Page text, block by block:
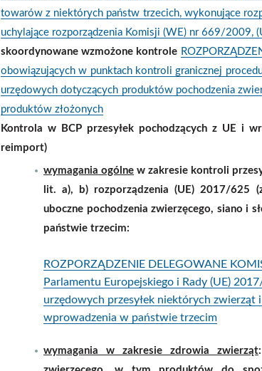
towarów z niektórych państw trzecich, wykonujące
uchylające rozporządzenia Komisji (WE) nr 669/
skoordynowane wzmożone kontrole
obowiązujących w punktach kontroli granicznej
urzędowych dotyczących produktów pochodzenia
produktów złożonych
Kontrola w BCP przesyłek pochodzących z UE i
reimport)
wymagania ogólne w zakresie kontroli
lit. a), b) rozporządzenia (UE) 2017/625
uboczne pochodzenia zwierzęcego, siano i
państwie trzecim:
ROZPORZĄDZENIE DELEGOWANE
Parlamentu Europejskiego i Rady (UE)
urzędowych przesyłek niektórych
wprowadzenia w państwie trzecim
wymagania w zakresie zdrowia zwierząt